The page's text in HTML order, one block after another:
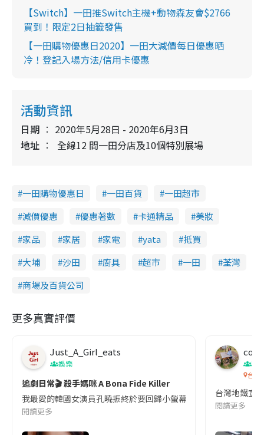
【Switch】一田推Switch主機+動物森友會$2766
買到！限定2日抽籤發售
【一田購物優惠日2020】一田大減價每日優惠晒
冷！登記入場方法/信用卡優惠
活動資訊
日期
2020年5月28日 - 2020年6月3日
地址
全線12 間一田分店及10個特別展場
一田購物優惠日 一田百貨
一田超市
減價優惠
優惠著數 卡通精品
美妝
家品
家居 家電 yata
抵買
大埔
沙田 廚具 超市 一田
荃灣
商場及百貨公司
更多真實評價
Just_A_Girl_eats
娛樂
追劇日常🎬 殺手媽咪 A Bona Fide Killer
我最愛的韓國女演員孔曉振終於要回歸小螢幕啦!這次的劇本改編
閱讀更多
co
吹
台灣
台灣地鐵宣
閱讀更多